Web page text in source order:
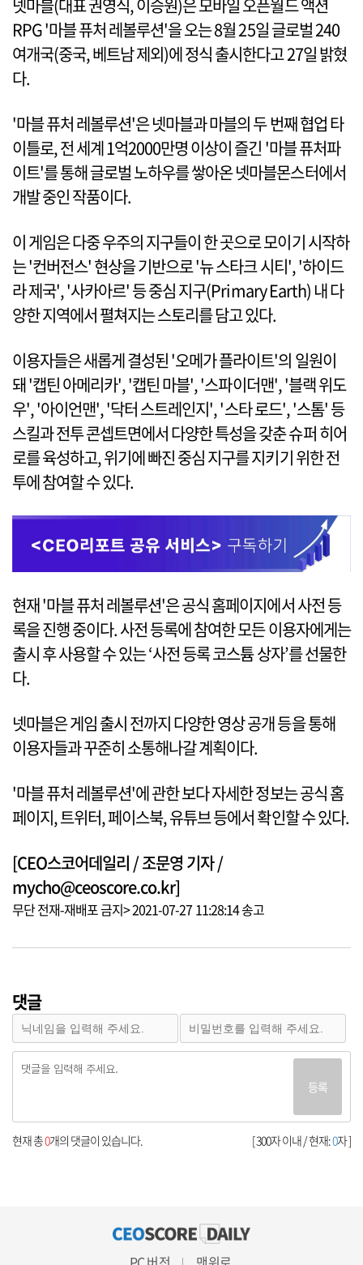
넷마블(대표 권영식, 이승원)은 모바일 오픈월드 액션
RPG '마블 퓨처 레볼루션'을 오는 8월 25일 글로벌 240
여개국(중국, 베트남 제외)에 정식 출시한다고 27일 밝혔
다.
'마블 퓨처 레볼루션'은 넷마블과 마블의 두 번째 협업 타
이틀로, 전 세계 1억2000만명 이상이 즐긴 '마블 퓨처파
이트'를 통해 글로벌 노하우를 쌓아온 넷마블몬스터에서
개발 중인 작품이다.
이 게임은 다중 우주의 지구들이 한 곳으로 모이기 시작하
는 '컨버전스' 현상을 기반으로 '뉴 스타크 시티', '하이드
라 제국', '사카아르' 등 중심 지구(Primary Earth) 내 다
양한 지역에서 펼쳐지는 스토리를 담고 있다.
이용자들은 새롭게 결성된 '오메가 플라이트'의 일원이
돼 '캡틴 아메리카', '캡틴 마블', '스파이더맨', '블랙 위도
우', '아이언맨', '닥터 스트레인지', '스타 로드', '스톰' 등
스킬과 전투 콘셉트면에서 다양한 특성을 갖춘 슈퍼 히어
로를 육성하고, 위기에 빠진 중심 지구를 지키기 위한 전
투에 참여할 수 있다.
현재 '마블 퓨처 레볼루션'은 공식 홈페이지에서 사전 등
록을 진행 중이다. 사전 등록에 참여한 모든 이용자에게는
출시 후 사용할 수 있는 ‘사전 등록 코스튬 상자’를 선물한
다.
넷마블은 게임 출시 전까지 다양한 영상 공개 등을 통해
이용자들과 꾸준히 소통해나갈 계획이다.
'마블 퓨처 레볼루션'에 관한 보다 자세한 정보는 공식 홈
페이지, 트위터, 페이스북, 유튜브 등에서 확인할 수 있다.
[CEO스코어데일리 / 조문영 기자 /
mycho@ceoscore.co.kr]
무단 전재-재배포 금지> 2021-07-27 11:28:14 송고
댓글
등록
[ 300자 이내 / 현재:0자 ]
현재 총0개의 댓글이 있습니다.